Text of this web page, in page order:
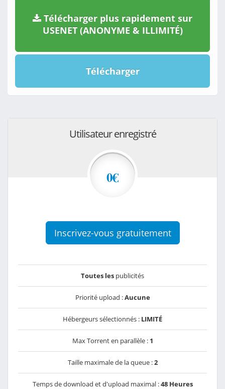
Télécharger plus rapidement sur
USENET (ANONYME & ILLIMITÉ)
Télécharger
Utilisateur enregistré
0€
Inscrivez-vous gratuitement
Toutes les publicités
Priorité upload :Aucune
Hébergeurs sélectionnés : LIMITÉ
Max Torrent en parallèle : 1
Taille maximale de la queue :2
Temps de download et d'upload maximal :48 Heures